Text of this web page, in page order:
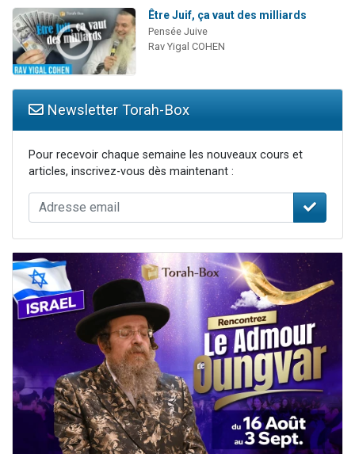
Être Juif, ça vaut des milliards
Pensée Juive
Rav Yigal COHEN
Newsletter Torah-Box
Pour recevoir chaque semaine les nouveaux cours et
articles, inscrivez-vous dès maintenant :